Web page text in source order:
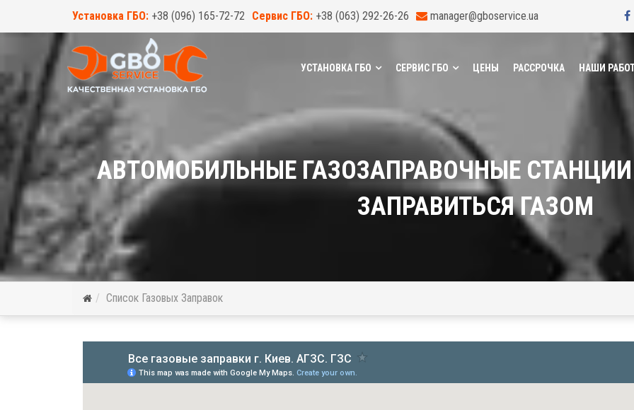
Установка ГБО: +38 (096) 165-72-72 Сервис ГБО: +38 (063) 292-26-26 manager@gboservice.ua
УСТАНОВКА ГБО СЕРВИС ГБО ЦЕНЫ РАССРОЧКА НАШИ
АВТОМОБИЛЬНЫЕ ГАЗОЗАПРАВОЧНЫЕ
ЗАПРАВИТЬСЯ ГАЗОМ
Список Газовых Заправок